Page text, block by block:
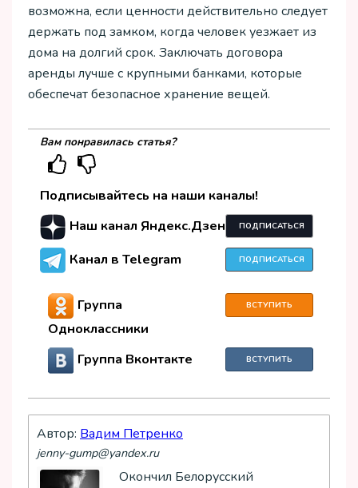
возможна, если ценности действительно следует
держать под замком, когда человек уезжает из
дома на долгий срок. Заключать договора
аренды лучше с крупными банками, которые
обеспечат безопасное хранение вещей.
Вам понравилась статья?
Подписывайтесь на наши каналы!
Наш канал Яндекс.Дзен
ПОДПИСАТЬСЯ
Канал в Telegram ПОДПИСАТЬСЯ
Группа
Одноклассники
ВСТУПИТЬ
Группа Вконтакте ВСТУПИТЬ
Автор: Вадим Петренко
jenny-gump@yandex.ru
Окончил Белорусский